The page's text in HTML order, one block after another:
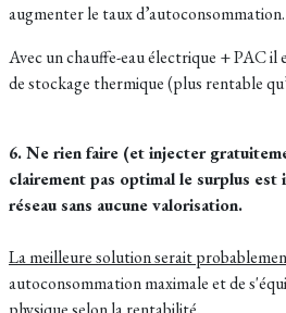
augmenter le taux d’autoconsommation.
Avec un chauffe-eau électrique + PAC
de stockage thermique (plus rentable
6. Ne rien faire (et injecter
clairement pas optimal le surplus
réseau sans aucune valorisation.
La meilleure solution serait
autoconsommation maximale et de